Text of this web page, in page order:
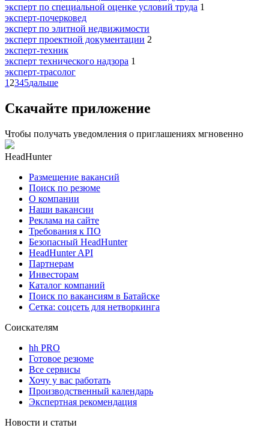
эксперт по специальной оценке условий труда 1
эксперт-почерковед
эксперт по элитной недвижимости
эксперт проектной документации 2
эксперт-техник
эксперт технического надзора 1
эксперт-трасолог
1 2345дальше
Скачайте приложение
Чтобы получать уведомления о приглашениях мгновенно
HeadHunter
Размещение вакансий
Поиск по резюме
О компании
Наши вакансии
Реклама на сайте
Требования к ПО
Безопасный HeadHunter
HeadHunter API
Партнерам
Инвесторам
Каталог компаний
Поиск по вакансиям в Батайске
Сетка: соцсеть для нетворкинга
Соискателям
hh PRO
Готовое резюме
Все сервисы
Хочу у вас работать
Производственный календарь
Экспертная рекомендация
Новости и статьи